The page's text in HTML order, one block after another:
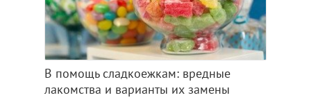
В помощь сладкоежкам: вредные
лакомства и варианты их замены